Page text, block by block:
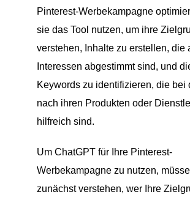
Pinterest-Werbekampagne
sie das Tool nutzen, um ihre
verstehen, Inhalte zu erstellen, die
Interessen abgestimmt sind, und
Keywords zu identifizieren, die bei
nach ihren Produkten oder
hilfreich sind.
Um ChatGPT für Ihre Pinterest-
Werbekampagne zu nutzen,
zunächst verstehen, wer Ihre